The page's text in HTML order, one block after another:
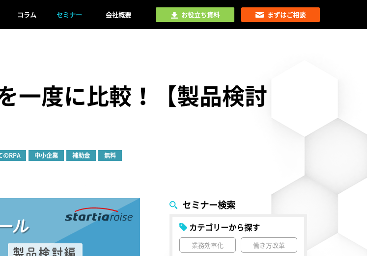
コラム セミナー 会社概要 お役立ち資料 まずはご相談
一度に比較！【製品検討
のRPA 中小企業 補助金 無料
セミナー検索
カテゴリーから探す
業務効率化 働き方改革